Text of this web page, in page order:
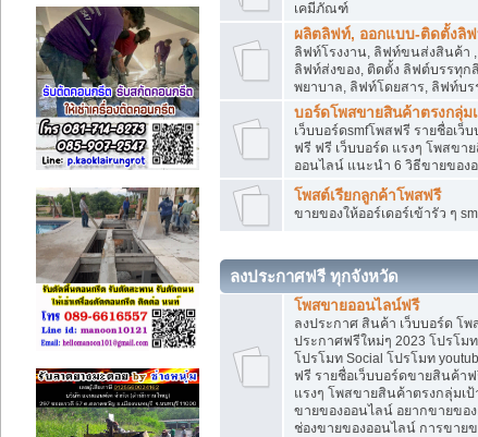
เคมีภัณฑ์
ผลิตลิฟท์, ออกแบบ-ติดตั้งลิ
ลิฟท์โรงงาน, ลิฟท์ขนส่งสินค้า
ลิฟท์ส่งของ, ติดตั้ง ลิฟต์บรรทุก
พยาบาล, ลิฟท์โดยสาร, ลิฟท์บ
บอร์ดโพสขายสินค้าตรงกลุ่ม
เว็บบอร์ดsmfโพสฟรี รายชื่อเ
ฟรี ฟรี เว็บบอร์ด แรงๆ โพสขา
ออนไลน์ แนะนำ 6 วิธีขายของ
โพสต์เรียกลูกค้าโพสฟรี
ขายของให้ออร์เดอร์เข้ารัว ๆ
ลงประกาศฟรี ทุกจังหวัด
โพสขายออนไลน์ฟรี
ลงประกาศ สินค้า เว็บบอร์ด โ
ประกาศฟรีใหม่ๆ 2023 โปรโ
โปรโมท Social โปรโมท
ฟรี รายชื่อเว็บบอร์ดขายสินค้า
แรงๆ โพสขายสินค้าตรงกลุ่มเ
ขายของออนไลน์ อยากขายขอ
ช่องขายของออนไลน์ การขาย